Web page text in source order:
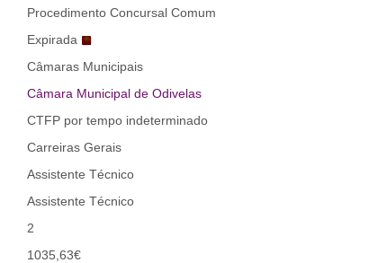
Procedimento Concursal Comum
Expirada
Câmaras Municipais
Câmara Municipal de Odivelas
CTFP por tempo indeterminado
Carreiras Gerais
Assistente Técnico
Assistente Técnico
2
1035,63€